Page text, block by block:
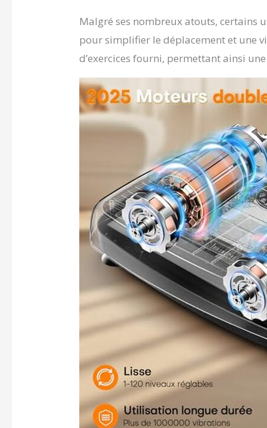
plaque
unique
Cette
aidant
sain. 【
l’aide
une
sans
salle de
Souci】
qualité
sain et
100 %.
vibrante
votre
Poser
Malgré ses nombreux atouts, certains
pour simplifier le déplacement et une
d’exercices fourni, permettant ainsi